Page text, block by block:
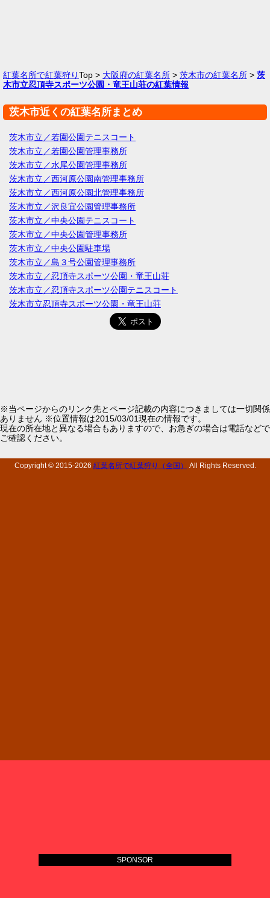
紅葉名所で紅葉狩りTop > 大阪府の紅葉名所 > 茨木市の紅葉名所 > 茨
木市立忍頂寺スポーツ公園・竜王山荘の紅葉情報
茨木市近くの紅葉名所まとめ
茨木市立／若園公園テニスコート
茨木市立／若園公園管理事務所
茨木市立／水尾公園管理事務所
茨木市立／西河原公園南管理事務所
茨木市立／西河原公園北管理事務所
茨木市立／沢良宜公園管理事務所
茨木市立／中央公園テニスコート
茨木市立／中央公園管理事務所
茨木市立／中央公園駐車場
茨木市立／島３号公園管理事務所
茨木市立／忍頂寺スポーツ公園・竜王山荘
茨木市立／忍頂寺スポーツ公園テニスコート
茨木市立忍頂寺スポーツ公園・竜王山荘
※当ページからのリンク先とページ記載の内容につきましては一切関係
ありません ※位置情報は2015/03/01現在の情報です。
現在の所在地と異なる場合もありますので、お急ぎの場合は電話などで
ご確認ください。
Copyright © 2015-2026 紅葉名所で紅葉狩り（全国） All Rights Reserved.
SPONSOR